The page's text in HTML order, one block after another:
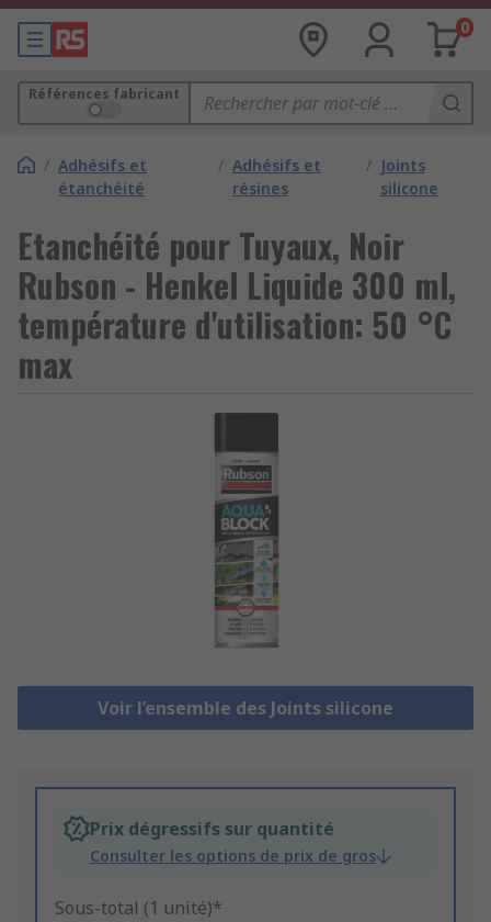
0
Références fabricant
/ Adhésifs et
étanchéité
/ Adhésifs et
résines
/ Joints
silicone
Etanchéité pour Tuyaux, Noir
Rubson - Henkel Liquide 300 ml,
température d'utilisation: 50 °C
max
Voir l’ensemble des Joints silicone
Prix dégressifs sur quantité
Consulter les options de prix de gros
Sous-total (1 unité)*